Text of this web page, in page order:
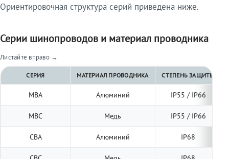
Ориентировочная структура серий приведена ниже.
Серии шинопроводов и материал проводника
Листайте вправо →
СЕРИЯ МАТЕРИАЛ ПРОВОДНИКА СТЕПЕНЬ ЗАЩИТЫ
МВА Алюминий IP55 / IP66
МВС Медь IP55 / IP66
СВА Алюминий IP68